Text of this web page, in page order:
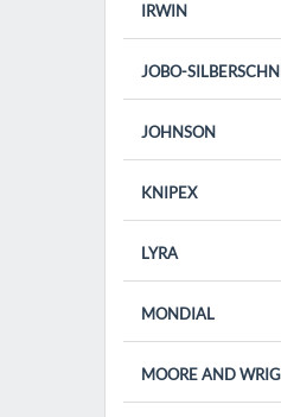
IRWIN
JOBO-
JOHNSON
KNIPEX
LYRA
MONDIAL
MOORE AND